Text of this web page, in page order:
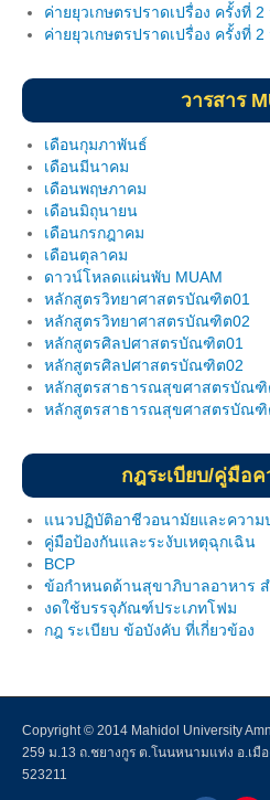
การดำเนินการภารกิจบริการวิชาการ
ความเชียวชาญของอาจารย์
ติดต่อเรา
Intranet
ค่ายยุวเกษตรปราดเปรื่อง ครั้งที่
ค่ายยุวเกษตรปราดเปรื่อง ครั้งที่
วารสาร
เดือนกุมภาพันธ์
เดือนมีนาคม
เดือนพฤษภาคม
เดือนมิถุนายน
เดือนกรกฎาคม
เดือนตุลาคม
ดาวน์โหลดแผ่นพับ MUAM
หลักสูตรวิทยาศาสตรบัณฑิต01
หลักสูตรวิทยาศาสตรบัณฑิต02
หลักสูตรศิลปศาสตรบัณฑิต01
หลักสูตรศิลปศาสตรบัณฑิต02
หลักสูตรสาธารณสุขศาสตรบัณฑิ
หลักสูตรสาธารณสุขศาสตรบัณฑิ
กฎระเบียบ/คู่มือ
แนวปฏิบัติอาชีวอนามัยและความ
คู่มือป้องกันและระงับเหตุฉุกเฉิน
BCP
ข้อกำหนดด้านสุขาภิบาลอาหาร
งดใช้บรรจุภัณฑ์ประเภทโฟม
กฎ ระเบียบ ข้อบังคับ ที่เกี่ยวข้อง
Copyright © 2014 Mahidol University
259 ม.13 ถ.ชยางกูร ต.โนนหนามแท่ง อ.เมื
523211